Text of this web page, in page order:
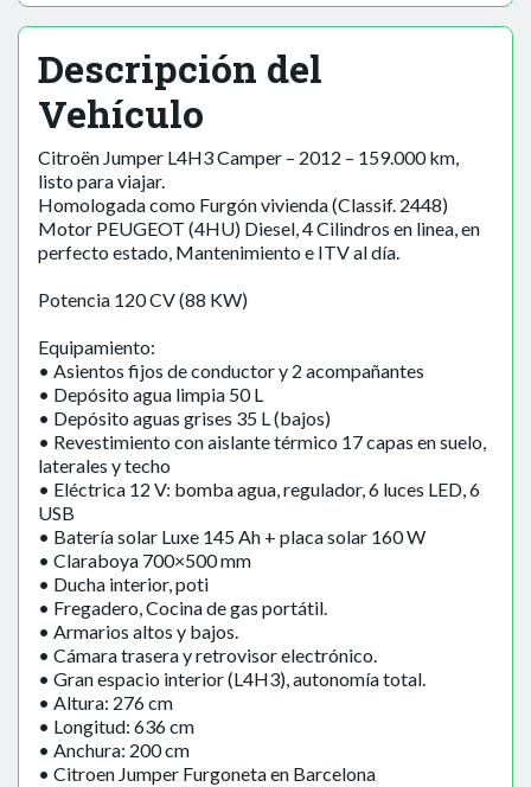
Descripción del
Vehículo
Citroën Jumper L4H3 Camper – 2012 – 159.000 km,
listo para viajar.
Homologada como Furgón vivienda (Classif. 2448)
Motor PEUGEOT (4HU) Diesel, 4 Cilindros en linea, en
perfecto estado, Mantenimiento e ITV al día.
Potencia 120 CV (88 KW)
Equipamiento:
• Asientos fijos de conductor y 2 acompañantes
• Depósito agua limpia 50 L
• Depósito aguas grises 35 L (bajos)
• Revestimiento con aislante térmico 17 capas en suelo,
laterales y techo
• Eléctrica 12 V: bomba agua, regulador, 6 luces LED, 6
USB
• Batería solar Luxe 145 Ah + placa solar 160 W
• Claraboya 700×500 mm
• Ducha interior, poti
• Fregadero, Cocina de gas portátil.
• Armarios altos y bajos.
• Cámara trasera y retrovisor electrónico.
• Gran espacio interior (L4H3), autonomía total.
• Altura: 276 cm
• Longitud: 636 cm
• Anchura: 200 cm
• Citroen Jumper Furgoneta en Barcelona